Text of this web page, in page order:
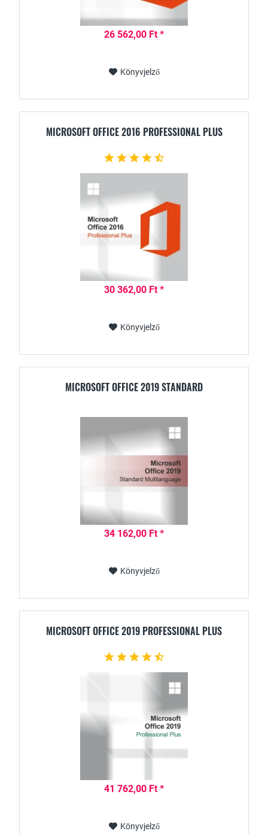
26 562,00 Ft *
Könyvjelző
MICROSOFT OFFICE 2016 PROFESSIONAL PLUS
30 362,00 Ft *
Könyvjelző
MICROSOFT OFFICE 2019 STANDARD
34 162,00 Ft *
Könyvjelző
MICROSOFT OFFICE 2019 PROFESSIONAL PLUS
41 762,00 Ft *
Könyvjelző